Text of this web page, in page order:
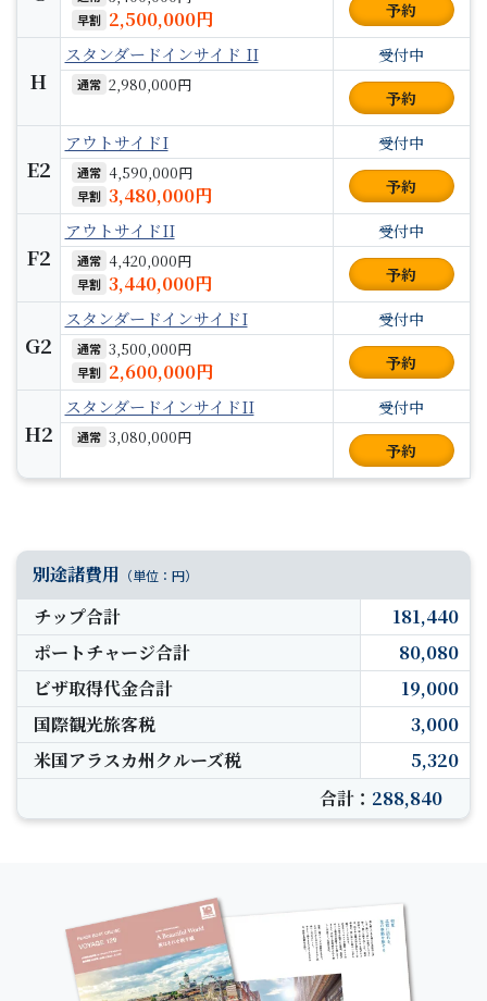
早割 2,500,000円 予約
H
スタンダードインサイド II 受付中
通常 2,980,000円
予約
E2
アウトサイドI 受付中
通常 4,590,000円
早割 3,480,000円 予約
F2
アウトサイドII 受付中
通常 4,420,000円
早割 3,440,000円 予約
G2
スタンダードインサイドI 受付中
通常 3,500,000円
早割 2,600,000円 予約
H2
スタンダードインサイドII 受付中
通常 3,080,000円
予約
別途諸費用 （単位：円）
チップ合計
181,440
ポートチャージ合計
80,080
ビザ取得代金合計
19,000
国際観光旅客税
3,000
米国アラスカ州クルーズ税
5,320
合計： 288,840